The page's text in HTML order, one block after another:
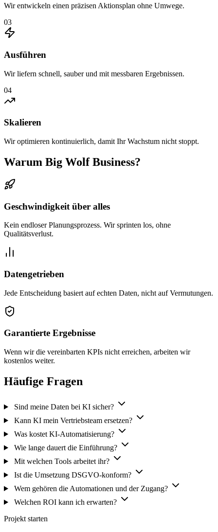
Wir entwickeln einen präzisen Aktionsplan ohne Umwege.
03
Ausführen
Wir liefern schnell, sauber und mit messbaren Ergebnissen.
04
Skalieren
Wir optimieren kontinuierlich, damit Ihr Wachstum nicht stoppt.
Warum Big Wolf Business?
Geschwindigkeit über alles
Kein endloser Planungsprozess. Wir sprinten los, ohne
Qualitätsverlust.
Datengetrieben
Jede Entscheidung basiert auf echten Daten, nicht auf Vermutungen.
Garantierte Ergebnisse
Wenn wir die vereinbarten KPIs nicht erreichen, arbeiten wir
kostenlos weiter.
Häufige Fragen
Sind meine Daten bei KI sicher?
Kann KI mein Vertriebsteam ersetzen?
Was kostet KI-Automatisierung?
Wie lange dauert die Einführung?
Mit welchen Tools arbeitet ihr?
Ist die Umsetzung DSGVO-konform?
Wem gehören die Automationen und der Zugang?
Welchen ROI kann ich erwarten?
Projekt starten